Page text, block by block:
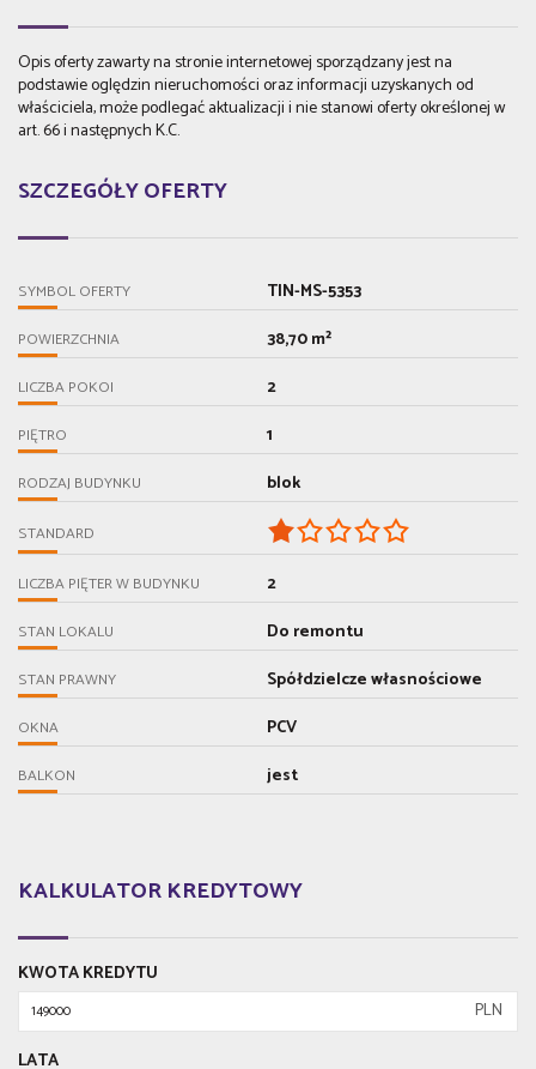
Opis oferty zawarty na stronie internetowej sporządzany jest na
podstawie oględzin nieruchomości oraz informacji uzyskanych od
właściciela, może podlegać aktualizacji i nie stanowi oferty określonej w
art. 66 i następnych K.C.
SZCZEGÓŁY OFERTY
SYMBOL OFERTY TIN-MS-5353
POWIERZCHNIA 38,70 m²
LICZBA POKOI 2
PIĘTRO 1
RODZAJ BUDYNKU blok
STANDARD
LICZBA PIĘTER W BUDYNKU 2
STAN LOKALU Do remontu
STAN PRAWNY Spółdzielcze własnościowe
OKNA PCV
BALKON jest
KALKULATOR KREDYTOWY
KWOTA KREDYTU
PLN
LATA